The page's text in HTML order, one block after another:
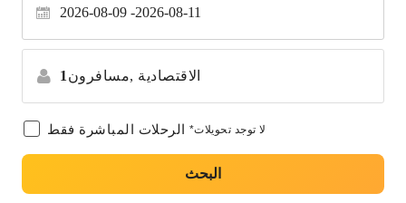
2026-08-09 2026-08-11
1 مسافرون, الاقتصادية
الرحلات المباشرة فقط *لا توجد تحويلات
البحث